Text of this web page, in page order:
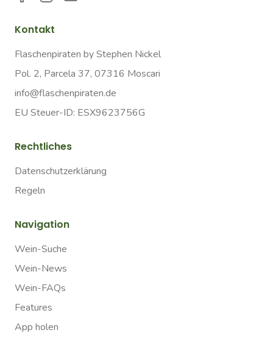
Kontakt
Flaschenpiraten by Stephen Nickel
Pol. 2, Parcela 37, 07316 Moscari
info@flaschenpiraten.de
EU Steuer-ID: ESX9623756G
Rechtliches
Datenschutzerklärung
Regeln
Navigation
Wein-Suche
Wein-News
Wein-FAQs
Features
App holen